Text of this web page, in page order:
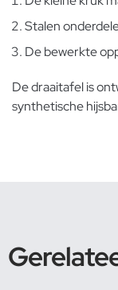
Stalen
De bewerkte
De draaitafel is
synthetische